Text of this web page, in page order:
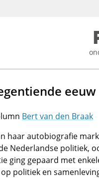
eeuw
Bert van den Braak
haar autobiografie
Nederlandse politiek,
ging gepaard met
politiek en